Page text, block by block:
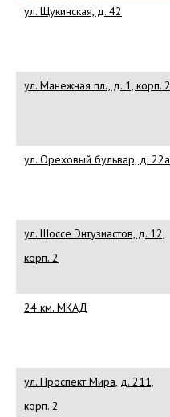
ул. Щукинская, д. 42
ул. Манежная пл., д. 1, корп. 2
ул. Ореховый бульвар, д. 22а
ул. Шоссе Энтузиастов, д. 12,
корп. 2
24 км. МКАД
ул. Проспект Мира, д. 211,
корп. 2